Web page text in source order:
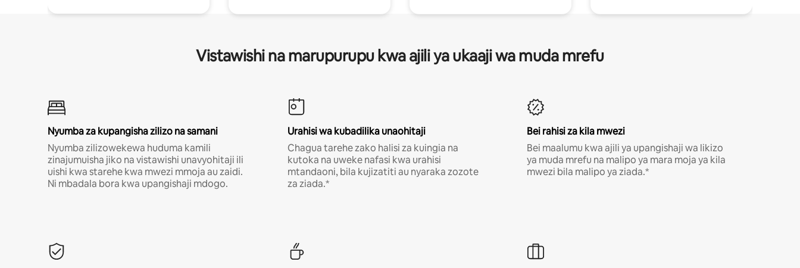
Vistawishi na marupurupu kwa ajili ya ukaaji wa muda mrefu
Nyumba za kupangisha zilizo na samani
Nyumba zilizowekewa huduma kamili
zinajumuisha jiko na vistawishi unavyohitaji ili
uishi kwa starehe kwa mwezi mmoja au zaidi.
Ni mbadala bora kwa upangishaji mdogo.
Urahisi wa kubadilika unaohitaji
Chagua tarehe zako halisi za kuingia na
kutoka na uweke nafasi kwa urahisi
mtandaoni, bila kujizatiti au nyaraka zozote
za ziada.*
Bei rahisi za kila mwezi
Bei maalumu kwa ajili ya upangishaji wa likizo
ya muda mrefu na malipo ya mara moja ya kila
mwezi bila malipo ya ziada.*